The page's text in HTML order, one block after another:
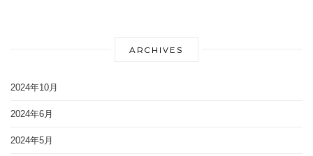
ARCHIVES
2024年10月
2024年6月
2024年5月